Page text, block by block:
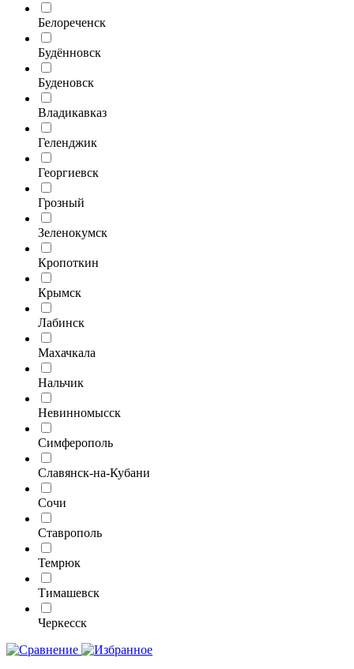
Белореченск
Будённовск
Буденовск
Владикавказ
Геленджик
Георгиевск
Грозный
Зеленокумск
Кропоткин
Крымск
Лабинск
Махачкала
Нальчик
Невинномысск
Симферополь
Славянск-на-Кубани
Сочи
Ставрополь
Темрюк
Тимашевск
Черкесск